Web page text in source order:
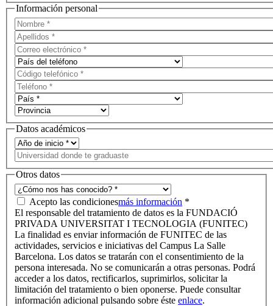
Información personal
Datos académicos
Otros datos
Acepto las condicionesmás información *
El responsable del tratamiento de datos es la FUNDACIÓ
PRIVADA UNIVERSITAT I TECNOLOGIA (FUNITEC)
La finalidad es enviar información de FUNITEC de las
actividades, servicios e iniciativas del Campus La Salle
Barcelona. Los datos se tratarán con el consentimiento de la
persona interesada. No se comunicarán a otras personas. Podrá
acceder a los datos, rectificarlos, suprimirlos, solicitar la
limitación del tratamiento o bien oponerse. Puede consultar
información adicional pulsando sobre éste enlace.